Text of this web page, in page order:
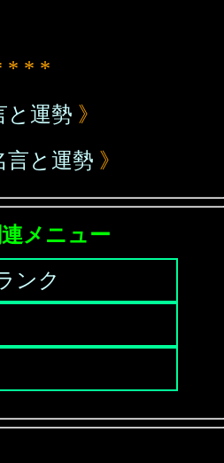
* * *
と運勢 》
言と運勢 》
連メニュー
ンク